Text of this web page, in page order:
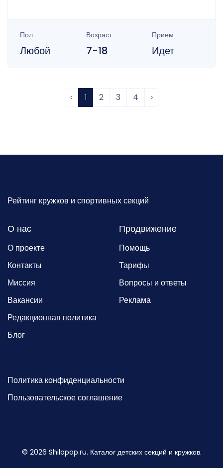
Пол
Любой
Возраст
7-18
Прием
Идет
‹ 1 2 3 4 ›
Рейтинг кружков и спортивных секций
О нас
О проекте
Контакты
Миссия
Вакансии
Редакционная политика
Блог
Продвижение
Помощь
Тарифы
Вопросы и ответы
Реклама
Политика конфиденциальности
Пользовательское соглашение
© 2026 Shilopop.ru. Каталог детских секций и кружков.